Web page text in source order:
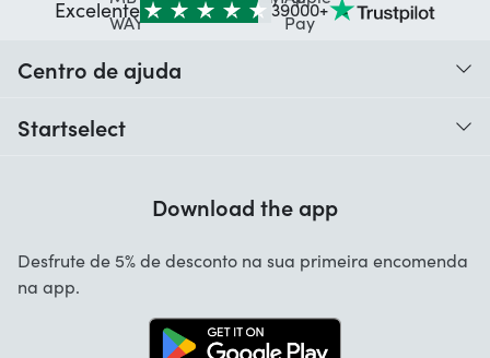
Excelente 39000+
Centro de ajuda
Contacta
Startselect
Startselect App
Ofertas de emprego
Download the app
Desfrute de 5% de desconto na sua primeira encomenda
na app.